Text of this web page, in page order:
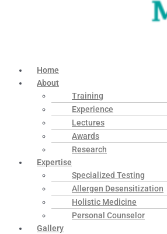
Home
About
Training
Experience
Lectures
Awards
Research
Expertise
Specialized Testing
Allergen Desensitization
Holistic Medicine
Personal Counselor
Gallery